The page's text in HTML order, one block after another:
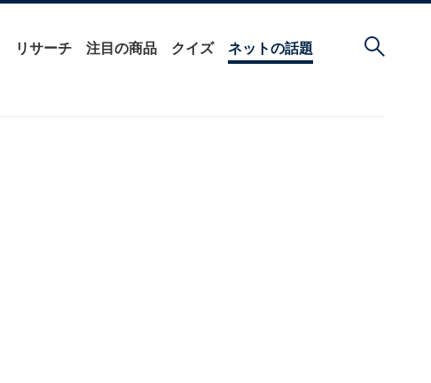
リサーチ 注目の商品 クイズ ネットの話題